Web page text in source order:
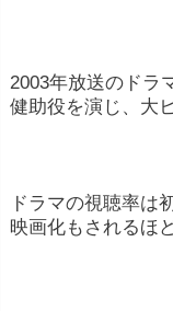
2003年放送のドラ
健助役を演じ、大
ドラマの視聴率は
映画化もされるほ